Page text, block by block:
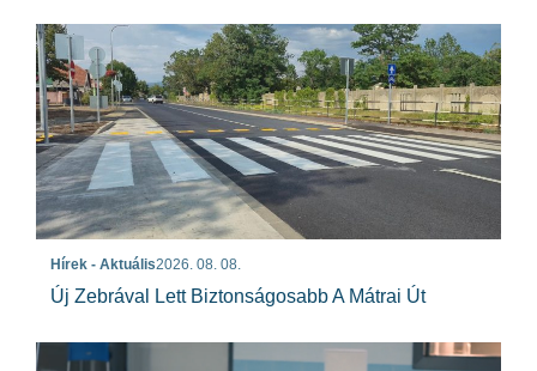
Hírek - Aktuális2026. 08. 08.
Új Zebrával Lett Biztonságosabb A Mátrai Út